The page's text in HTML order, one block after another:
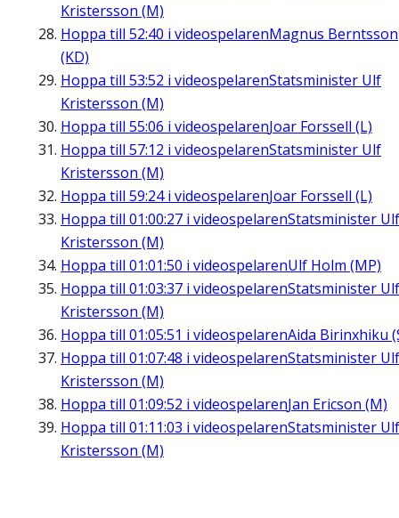
Kristersson (M)
Hoppa till 52:40 i videospelarenMagnus Berntsson
(KD)
Hoppa till 53:52 i videospelarenStatsminister Ulf
Kristersson (M)
Hoppa till 55:06 i videospelarenJoar Forssell (L)
Hoppa till 57:12 i videospelarenStatsminister Ulf
Kristersson (M)
Hoppa till 59:24i videospelarenJoar Forssell (L)
Hoppa till 01:00:27 i videospelarenStatsminister Ulf
Kristersson (M)
Hoppa till 01:01:50 i videospelarenUlf Holm (MP)
Hoppa till 01:03:37 i videospelarenStatsminister Ulf
Kristersson (M)
Hoppa till 01:05:51 i videospelarenAida Birinxhiku
Hoppa till 01:07:48 i videospelarenStatsminister Ulf
Kristersson (M)
Hoppa till 01:09:52 i videospelarenJan Ericson (M)
Hoppa till 01:11:03 i videospelarenStatsminister Ulf
Kristersson (M)